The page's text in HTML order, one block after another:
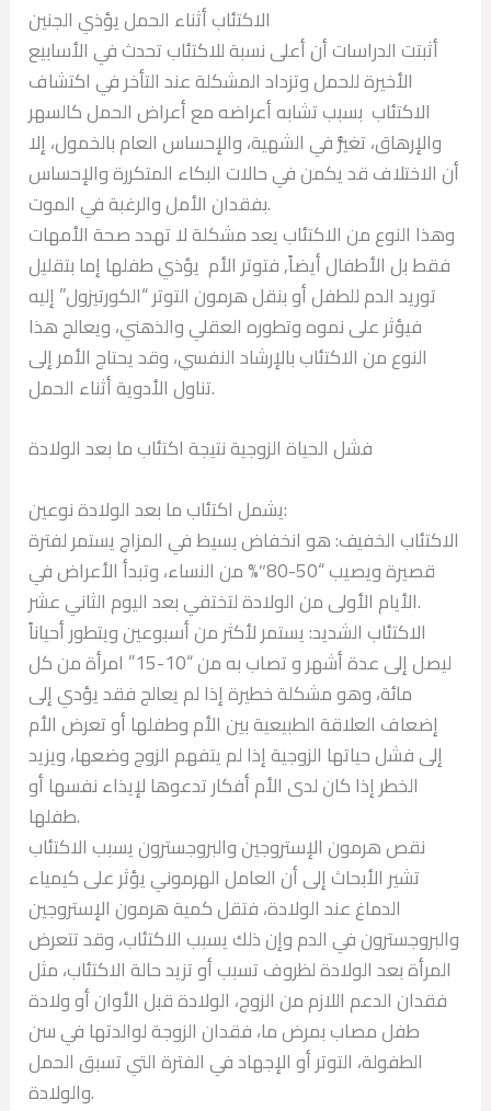
الاكتئاب أثناء الحمل يؤذي الجنين
أثبتت الدراسات أن أعلى نسبة للاكتئاب تحدث في الأسابيع
الأخيرة للحمل وتزداد المشكلة عند التأخر في اكتشاف
الاكتئاب بسبب تشابه أعراضه مع أعراض الحمل كالسهر
والإرهاق، تغيُّر في الشهية، والإحساس العام بالخمول، إلا
أن الاختلاف قد يكمن في حالات البكاء المتكررة والإحساس
بفقدان الأمل والرغبة في الموت.
وهذا النوع من الاكتئاب يعد مشكلة لا تهدد صحة الأمهات
فقط بل الأطفال أيضاً, فتوتر الأم يؤذي طفلها إما بتقليل
توريد الدم للطفل أو بنقل هرمون التوتر “الكورتيزول” إليه
فيؤثر على نموه وتطوره العقلي والذهني، ويعالج هذا
النوع من الاكتئاب بالإرشاد النفسي، وقد يحتاج الأمر إلى
تناول الأدوية أثناء الحمل.
فشل الحياة الزوجية نتيجة اكتئاب ما بعد الولادة
يشمل اكتئاب ما بعد الولادة نوعين:
الاكتئاب الخفيف: هو انخفاض بسيط في المزاج يستمر لفترة
قصيرة ويصيب “50-80″% من النساء، وتبدأ الأعراض في
الأيام الأولى من الولادة لتختفي بعد اليوم الثاني عشر.
الاكتئاب الشديد: يستمر لأكثر من أسبوعين ويتطور أحياناً
ليصل إلى عدة أشهر و تصاب به من “10-15” امرأة من كل
مائة، وهو مشكلة خطيرة إذا لم يعالج فقد يؤدي إلى
إضعاف العلاقة الطبيعية بين الأم وطفلها أو تعرض الأم
إلى فشل حياتها الزوجية إذا لم يتفهم الزوج وضعها، ويزيد
الخطر إذا كان لدى الأم أفكار تدعوها لإيذاء نفسها أو
طفلها.
نقص هرمون الإستروجين والبروجسترون يسبب الاكتئاب
تشير الأبحاث إلى أن العامل الهرموني يؤثر على كيمياء
الدماغ عند الولادة، فتقل كمية هرمون الإستروجين
والبروجسترون في الدم وإن ذلك يسبب الاكتئاب، وقد تتعرض
المرأة بعد الولادة لظروف تسبب أو تزيد حالة الاكتئاب، مثل
فقدان الدعم اللازم من الزوج، الولادة قبل الأوان أو ولادة
طفل مصاب بمرض ما، فقدان الزوجة لوالدتها في سن
الطفولة، التوتر أو الإجهاد في الفترة التي تسبق الحمل
والولادة.